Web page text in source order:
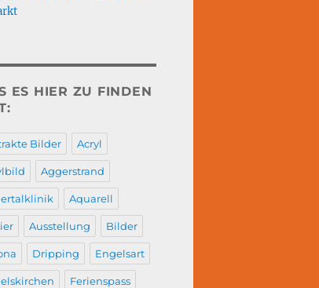
ES HIER ZU FINDEN
Bilder Acryl
Aggerstrand
Aquarell
Ausstellung Bilder
Dripping Engelsart
Ferienspass